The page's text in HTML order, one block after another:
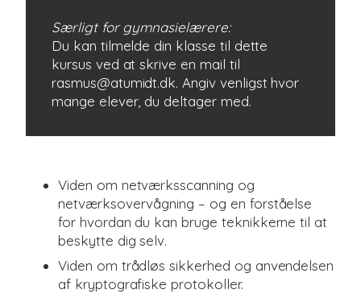
Særligt for gymnasielærere:
Du kan tilmelde din klasse til dette
kursus ved at skrive en mail til
rasmus@atumidt.dk. Angiv venligst hvor
mange elever, du deltager med.
Viden om netværksscanning og
netværksovervågning – og en forståelse
for hvordan du kan bruge teknikkerne til at
beskytte dig selv.
Viden om trådløs sikkerhed og anvendelsen
af kryptografiske protokoller.